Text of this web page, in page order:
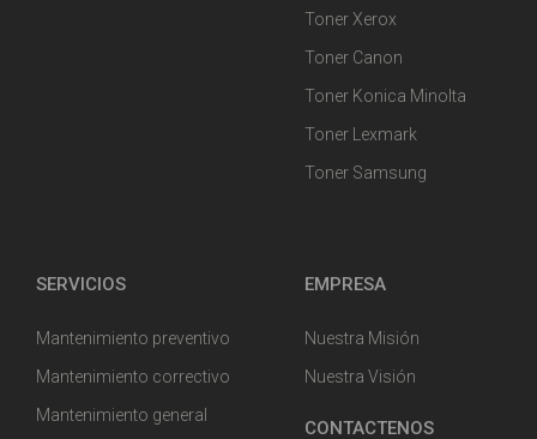
Toner Xerox
Toner Canon
Toner Konica Minolta
Toner Lexmark
Toner Samsung
SERVICIOS
Mantenimiento preventivo
Mantenimiento correctivo
Mantenimiento general
EMPRESA
Nuestra Misión
Nuestra Visión
CONTACTENOS